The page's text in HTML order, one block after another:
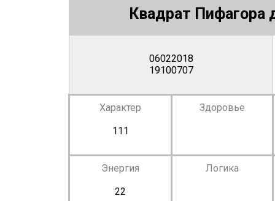
Квадрат Пифагора
06022018
19100707
Характер
111
Здоровье
Энергия
22
Логика